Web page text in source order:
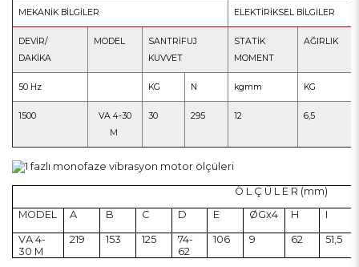
MEKANİK BİLGİLER ELEKTİRİKSEL BİLGİLER
DEVİR/
DAKİKA
MODEL
SANTRİFUJ
KUVVET
STATİK
MOMENT
AĞIRLIK
50 Hz KG N kgmm KG
1500
VA 4-30
M
30 295 12 6,5
Ö L Ç Ü L E R (mm)
MODEL
A B C D E ØGx4 H I
VA 4-
30 M
219 153 125
74-
62
106 9 62 51,5